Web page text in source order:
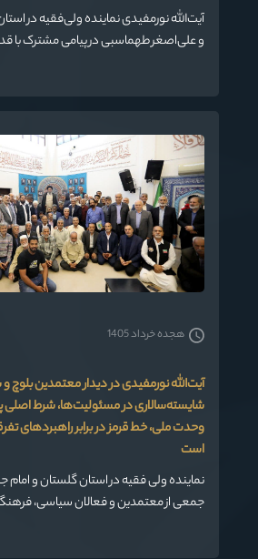
آیت‌الله نورمفیدی نماینده ولی‌فقیه در
و علی‌اصغر طهماسبی در پیامی مشترک با
کم‌نظیر مردم از نظام و میهن، بر حفظ و
آیت‌الله نورمفیدی در دیدار معتمدین بلوچ
شایسته‌سالاری در مسئولیت‌ها، شرط
وحدت ملی، خط قرمز در برابر راهبردهای
است
نماینده ولی فقیه در استان گلستان و امام
جمعی از معتمدین و فعالان سیاسی،
سیستانی استان، ضمن تأکید بر لزوم
اقوام در کنار حفظ وحدت ملی، بر ضرورت
هجده خرداد 1405